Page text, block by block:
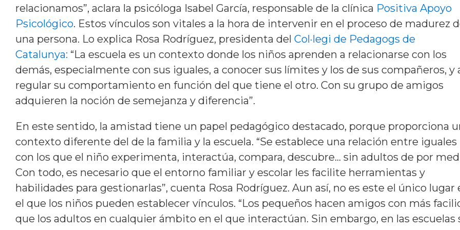
relacionamos”, aclara la psicóloga Isabel García, responsable de la clínica Positiva Apoyo
Psicológico. Estos vínculos son vitales a la hora de intervenir en el proceso de madurez
una persona. Lo explica Rosa Rodríguez, presidenta del Col·legi de Pedagogs de
Catalunya: “La escuela es un contexto donde los niños aprenden a relacionarse con los
demás, especialmente con sus iguales, a conocer sus límites y los de sus compañeros, y
regular su comportamiento en función del que tiene el otro. Con su grupo de amigos
adquieren la noción de semejanza y diferencia”.
En este sentido, la amistad tiene un papel pedagógico destacado, porque proporciona
contexto diferente del de la familia y la escuela. “Se establece una relación entre iguales
con los que el niño experimenta, interactúa, compara, descubre… sin adultos de por
Con todo, es necesario que el entorno familiar y escolar les facilite herramientas y
habilidades para gestionarlas”, cuenta Rosa Rodríguez. Aun así, no es este el único lugar
el que los niños pueden establecer vínculos. “Los pequeños hacen amigos con más
que los adultos en cualquier ámbito en el que interactúan. Sin embargo, en las escuelas